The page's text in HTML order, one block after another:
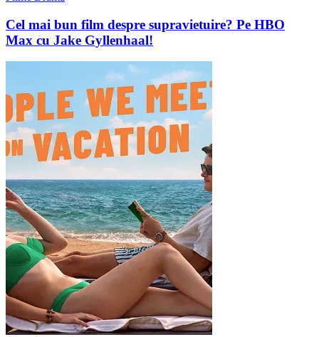
Cel mai bun film despre supravietuire? Pe HBO
Max cu Jake Gyllenhaal!